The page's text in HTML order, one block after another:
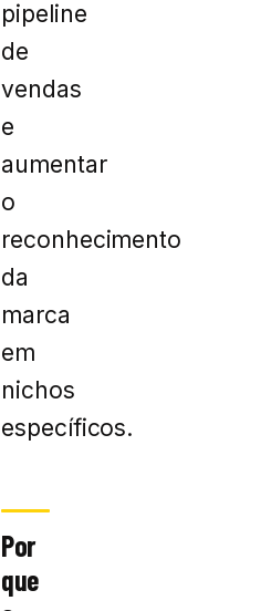
pipeline
de
vendas
e
aumentar
o
reconhecimento
da
marca
em
nichos
específicos.
Por
que